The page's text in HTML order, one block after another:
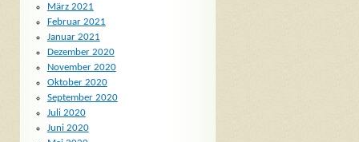
März 2021
Februar 2021
Januar 2021
Dezember 2020
November 2020
Oktober 2020
September 2020
Juli 2020
Juni 2020